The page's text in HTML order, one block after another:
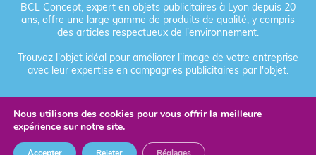
BCL Concept, expert en objets publicitaires à Lyon depuis 20
ans, offre une large gamme de produits de qualité, y compris
des articles respectueux de l'environnement.
Trouvez l'objet idéal pour améliorer l'image de votre entreprise
avec leur expertise en campagnes publicitaires par l'objet.
© 2026 BCL Concept - Tous droits réservés - Objet Publicitaire
Fièrement forgé par Les Vikings
Nous utilisons des cookies pour vous offrir la meilleure
expérience sur notre site.